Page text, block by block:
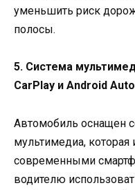
уменьшить риск
полосы.
5. Система
CarPlay и Android Auto
Автомобиль оснащен
мультимедиа, которая
современными
водителю